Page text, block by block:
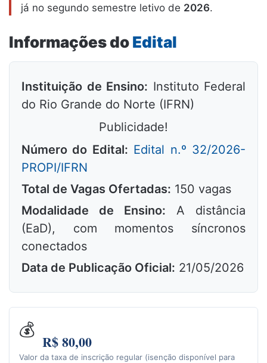
já no segundo semestre letivo de 2026.
Informações doEdital
Instituição de Ensino: Instituto Federal
do Rio Grande do Norte (IFRN)
Publicidade!
Número do Edital: Edital n.º 32/2026-
PROPI/IFRN
Total de Vagas Ofertadas: 150 vagas
Modalidade de Ensino: A distância
(EaD), com momentos síncronos
conectados
Data de Publicação Oficial: 21/05/2026
💰
R$ 80,00
Valor da taxa de inscrição regular (isenção disponível para